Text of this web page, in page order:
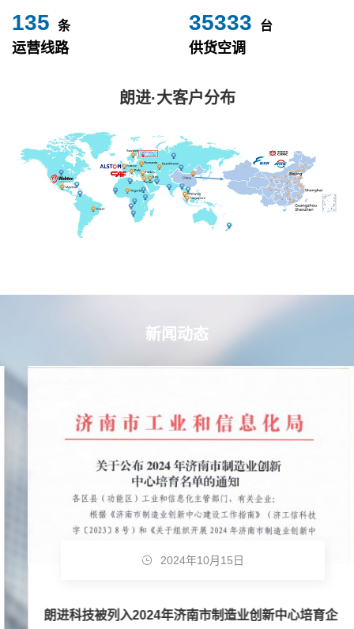
153 条
运营线路
40000 台
供货空调
朗进·大客户分布
新闻动态
2024年10月15日
朗进科技被列入2024年济南市制造业创新中心培育企